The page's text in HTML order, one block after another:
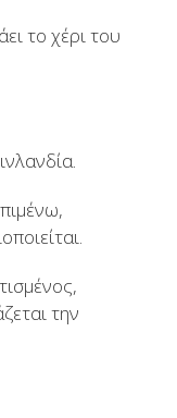
το χέρι του
την